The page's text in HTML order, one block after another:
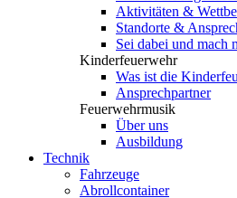
Aktivitäten &
Standorte &
Sei dabei und mach
Kinderfeuerwehr
Was ist die
Ansprechpartner
Feuerwehrmusik
Über uns
Ausbildung
Technik
Fahrzeuge
Abrollcontainer